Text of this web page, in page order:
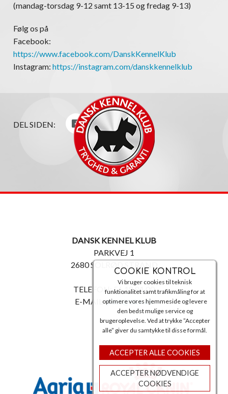
COOKIE KONTROL
Vi bruger cookies til teknisk
funktionalitet samt trafikmåling for at
optimere vores hjemmeside og levere
den bedst mulige service og
brugeroplevelse. Ved at trykke ”Accepter
alle” giver du samtykke til disse formål.
ACCEPTER ALLE COOKIES
ACCEPTER NØDVENDIGE
COOKIES
(mandag-torsdag 9-12 samt 13-15 og fredag 9-13)
Følg os på
Facebook:
https://www.facebook.com/DanskKennelKlub
Instagram: https://instagram.com/danskkennelklub
DEL SIDEN:
DANSK KENNEL KLUB
PARKVEJ 1
2680 SOLRØD STRAND
TELEFON: 56 18 81 00
E-MAIL:post@dkk.dk